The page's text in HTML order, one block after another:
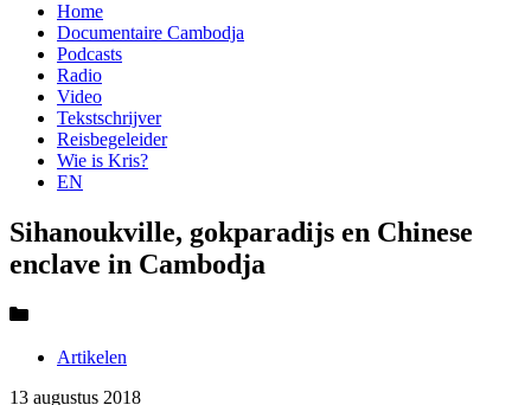
Home
Documentaire Cambodja
Podcasts
Radio
Video
Tekstschrijver
Reisbegeleider
Wie is Kris?
EN
Sihanoukville, gokparadijs en Chinese
enclave in Cambodja
Artikelen
13 augustus 2018